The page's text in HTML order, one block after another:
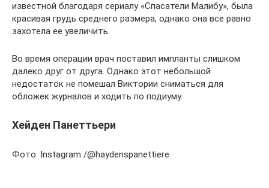
известной благодаря сериалу «Спасатели Малибу», была
красивая грудь среднего размера, однако она все равно
захотела ее увеличить.
Во время операции врач поставил импланты слишком
далеко друг от друга. Однако этот небольшой
недостаток не помешал Виктории сниматься для
обложек журналов и ходить по подиуму.
Хейден Панеттьери
Фото: Instagram /@haydenspanettiere